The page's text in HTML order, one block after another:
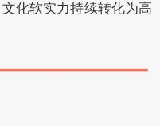
化软实力持续转化为高